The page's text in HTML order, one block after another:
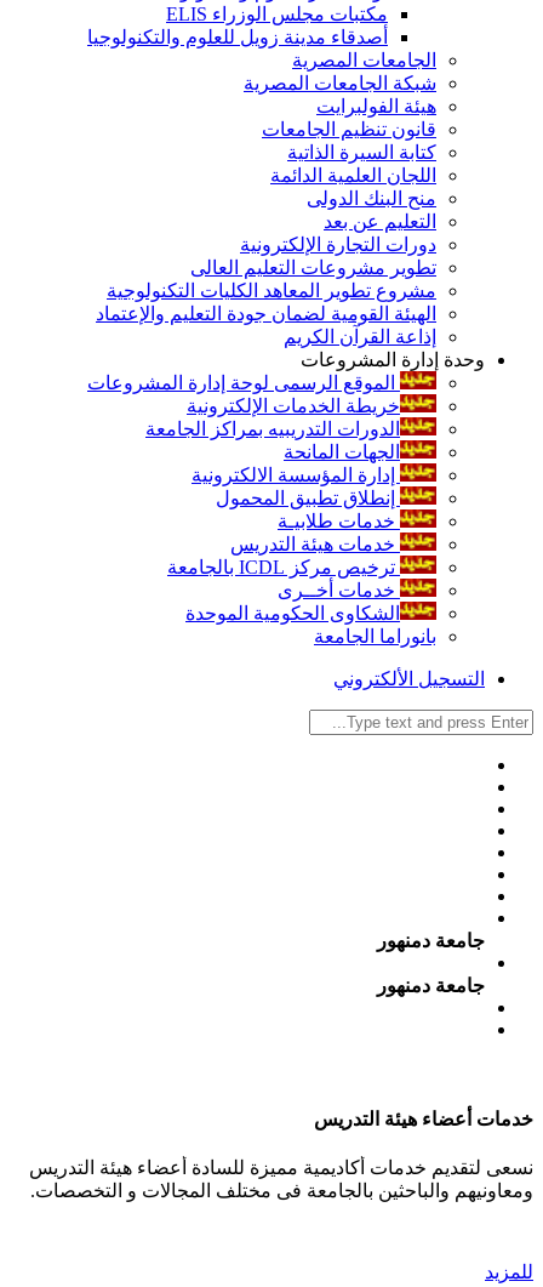
مكتبات مجلس الوزراء ELIS
أصدقاء مدينة زويل للعلوم والتكنولوجيا
الجامعات المصرية
شبكة الجامعات المصرية
هيئة الفولبرايت
قانون تنظيم الجامعات
كتابة السيرة الذاتية
اللجان العلمية الدائمة
منح البنك الدولى
التعليم عن بعد
دورات التجارة الإلكترونية
تطوير مشروعات التعليم العالى
مشروع تطوير المعاهد الكليات التكنولوجية
الهيئة القومية لضمان جودة التعليم والإعتماد
إذاعة القرآن الكريم
وحدة إدارة المشروعات
الموقع الرسمى لوحة إدارة المشروعات
خريطة الخدمات الإلكترونية
الدورات التدريبيه بمراكز الجامعة
الجهات المانحة
إدارة المؤسسة الالكترونية
إنطلاق تطبيق المحمول
خدمات طلابيـة
خدمات هيئة التدريس
ترخيص مركز ICDL بالجامعة
خدمات أخــرى
الشكاوى الحكومية الموحدة
بانوراما الجامعة
التسجيل الألكتروني
جامعة دمنهور
جامعة دمنهور
خدمات أعضاء هيئة التدريس
نسعى لتقديم خدمات أكاديمية مميزة للسادة أعضاء هيئة التدريس
ومعاونيهم والباحثين بالجامعة فى مختلف المجالات و التخصصات.
للمزيد